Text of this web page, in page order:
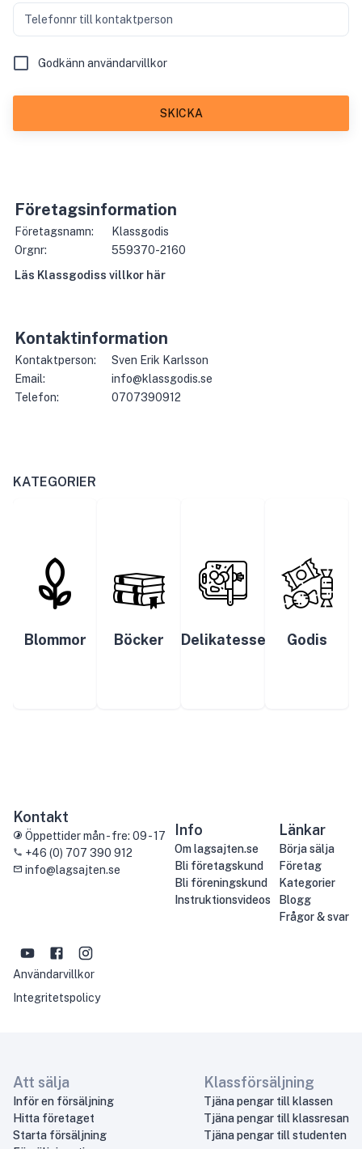
Telefonnr till kontaktperson
Godkänn användarvillkor
SKICKA
Företagsinformation
Företagsnamn:
Klassgodis
Orgnr:
559370-2160
Läs Klassgodiss villkor här
Kontaktinformation
Kontaktperson:
Sven Erik Karlsson
Email:
info@klassgodis.se
Telefon:
0707390912
KATEGORIER
Blommor Böcker Delikatesser Godis
Kontakt
Öppettider mån - fre: 09 - 17
+46 (0) 707 390 912
info@lagsajten.se
Info
Om lagsajten.se
Bli företagskund
Bli föreningskund
Instruktionsvideos
Länkar
Börja sälja
Företag
Kategorier
Blogg
Frågor & svar
Användarvillkor
Integritetspolicy
Att sälja
Inför en försäljning
Hitta företaget
Starta försäljning
Klassförsäljning
Tjäna pengar till klassen
Tjäna pengar till klassresan
Tjäna pengar till studenten